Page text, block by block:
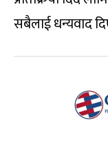
सबैलाई धन्यवाद